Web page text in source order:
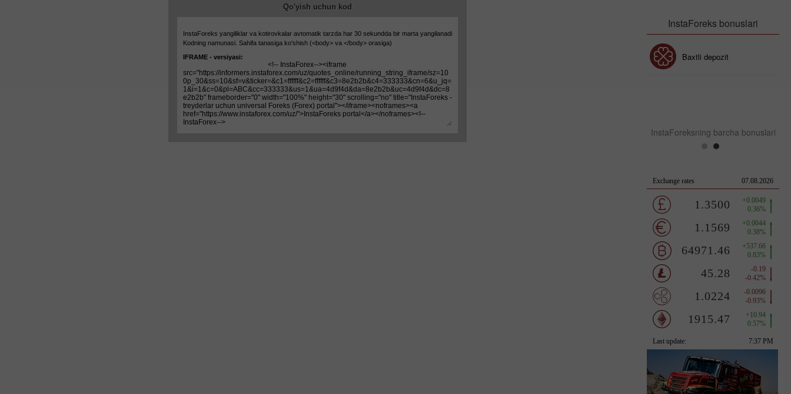
Qo'yish uchun kod
InstaForeks yangiliklar va kotirovkalar avtomatik tarzda har 30 sekundda bir marta yangilanadi
Kodning namunasi. Sahifa tanasiga ko'shish (<body> va </body> orasiga)
IFRAME - versiyasi:
InstaForeks bonuslari
Klub bonusi
Baxtli depozit
InstaForeksning barcha bonuslari